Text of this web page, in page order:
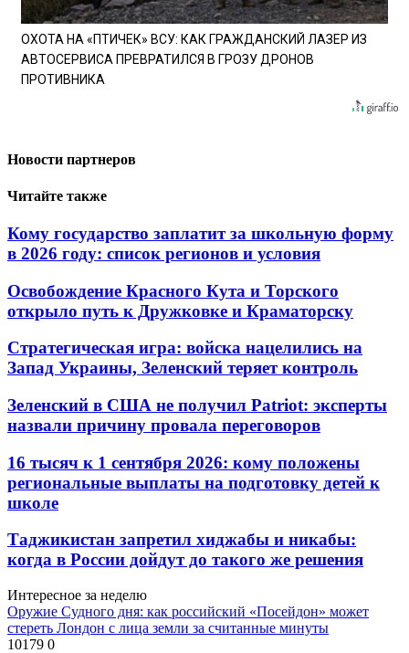
ОХОТА НА «ПТИЧЕК» ВСУ: КАК ГРАЖДАНСКИЙ ЛАЗЕР ИЗ
АВТОСЕРВИСА ПРЕВРАТИЛСЯ В ГРОЗУ ДРОНОВ
ПРОТИВНИКА
Новости партнеров
Читайте также
Кому государство заплатит за школьную форму
в 2026 году: список регионов и условия
Освобождение Красного Кута и Торского
открыло путь к Дружковке и Краматорску
Стратегическая игра: войска нацелились на
Запад Украины, Зеленский теряет контроль
Зеленский в США не получил Patriot: эксперты
назвали причину провала переговоров
16 тысяч к 1 сентября 2026: кому положены
региональные выплаты на подготовку детей к
школе
Таджикистан запретил хиджабы и никабы:
когда в России дойдут до такого же решения
Интересное за неделю
Оружие Судного дня: как российский «Посейдон» может
стереть Лондон с лица земли за считанные минуты
10179 0